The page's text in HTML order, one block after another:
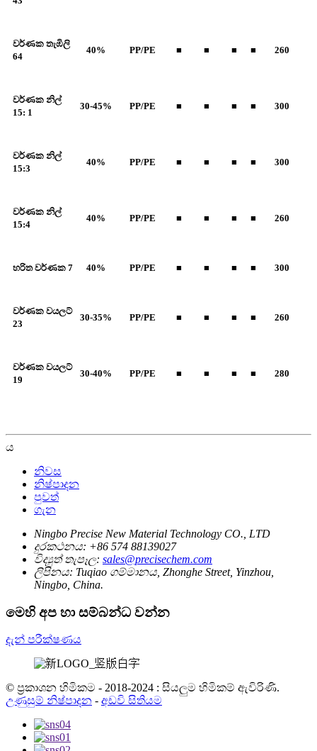
වර්ණක තැඹිලි
64
40% PP/PE ■ ■ ■ ■ 260
වර්ණක නිල්
15: 1
30-45% PP/PE ■ ■ ■ ■ 300
වර්ණක නිල්
15:3
40% PP/PE ■ ■ ■ ■ 300
වර්ණක නිල්
15:4
40% PP/PE ■ ■ ■ ■ 260
හරිත වර්ණක 7 40% PP/PE ■ ■ ■ ■ 300
වර්ණක වයලට්
23
30-35% PP/PE ■ ■ ■ ■ 260
වර්ණක වයලට්
19
30-40% PP/PE ■ ■ ■ ■ 280
ය
නිවස
නිෂ්පාදන
පුවත්
ගැන
Ningbo Precise New Material Technology CO., LTD
දුරකථනය: +86 574 88139027
විද්‍යුත් තැපෑල: sales@precisechem.com
ලිපිනය: Tuqiao ගම්මානය, Zhonghe Street, Yinzhou,
Ningbo, China.
මෙහි අප හා සම්බන්ධ වන්න
දැන් පරීක්ෂණය
© ප්‍රකාශන හිමිකම - 2018-2024 : සියලුම හිමිකම් ඇවිරිණි.
උණුසුම් නිෂ්පාදන - අඩවි සිතියම